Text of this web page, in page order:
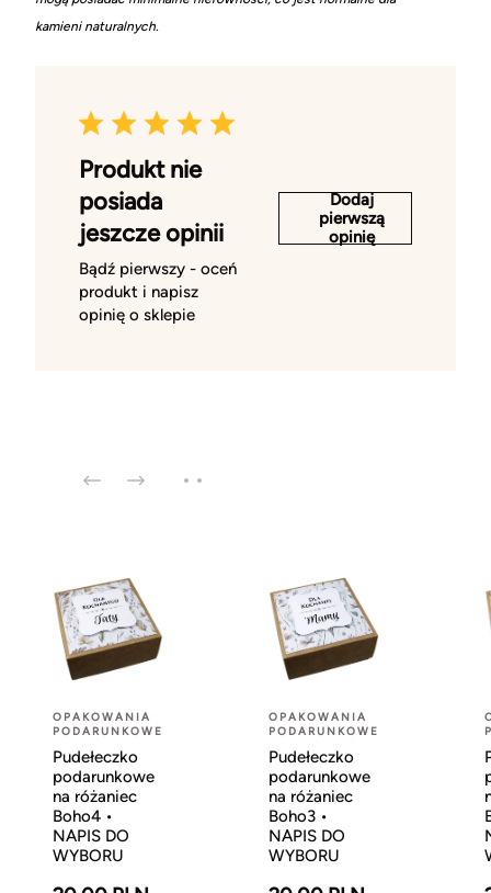
kamieni naturalnych.
Produkt nie
posiada
jeszcze opinii
Bądź pierwszy - oceń
produkt i napisz
opinię o sklepie
Dodaj
pierwszą
opinię
OPAKOWANIA
PODARUNKOWE
Pudełeczko
podarunkowe
na różaniec
Boho4 •
NAPIS DO
WYBORU
OPAKOWANIA
PODARUNKOWE
Pudełeczko
podarunkowe
na różaniec
Boho3 •
NAPIS DO
WYBORU